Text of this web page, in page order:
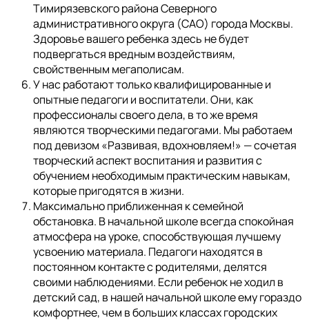
Тимирязевского района Северного
административного округа (САО) города Москвы.
Здоровье вашего ребенка здесь не будет
подвергаться вредным воздействиям,
свойственным мегаполисам.
У нас работают только квалифицированные и
опытные педагоги и воспитатели. Они, как
профессионалы своего дела, в то же время
являются творческими педагогами. Мы работаем
под девизом «Развивая, вдохновляем!» — сочетая
творческий аспект воспитания и развития с
обучением необходимым практическим навыкам,
которые пригодятся в жизни.
Максимально приближенная к семейной
обстановка. В начальной школе всегда спокойная
атмосфера на уроке, способствующая лучшему
усвоению материала. Педагоги находятся в
постоянном контакте с родителями, делятся
своими наблюдениями. Если ребенок не ходил в
детский сад, в нашей начальной школе ему гораздо
комфортнее, чем в больших классах городских